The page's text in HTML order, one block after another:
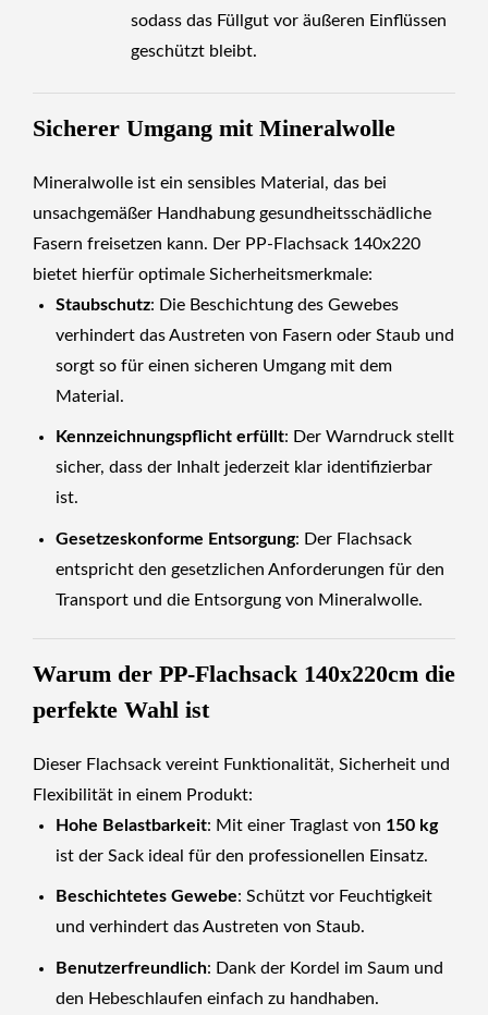
sodass das Füllgut vor äußeren Einflüssen
geschützt bleibt.
Sicherer Umgang mit Mineralwolle
Mineralwolle ist ein sensibles Material, das bei
unsachgemäßer Handhabung gesundheitsschädliche
Fasern freisetzen kann. Der PP-Flachsack 140x220
bietet hierfür optimale Sicherheitsmerkmale:
Staubschutz: Die Beschichtung des Gewebes
verhindert das Austreten von Fasern oder Staub und
sorgt so für einen sicheren Umgang mit dem
Material.
Kennzeichnungspflicht erfüllt: Der Warndruck stellt
sicher, dass der Inhalt jederzeit klar identifizierbar
ist.
Gesetzeskonforme Entsorgung: Der Flachsack
entspricht den gesetzlichen Anforderungen für den
Transport und die Entsorgung von Mineralwolle.
Warum der PP-Flachsack 140x220cm die
perfekte Wahl ist
Dieser Flachsack vereint Funktionalität, Sicherheit und
Flexibilität in einem Produkt:
Hohe Belastbarkeit: Mit einer Traglast von 150 kg
ist der Sack ideal für den professionellen Einsatz.
Beschichtetes Gewebe: Schützt vor Feuchtigkeit
und verhindert das Austreten von Staub.
Benutzerfreundlich: Dank der Kordel im Saum und
den Hebeschlaufen einfach zu handhaben.